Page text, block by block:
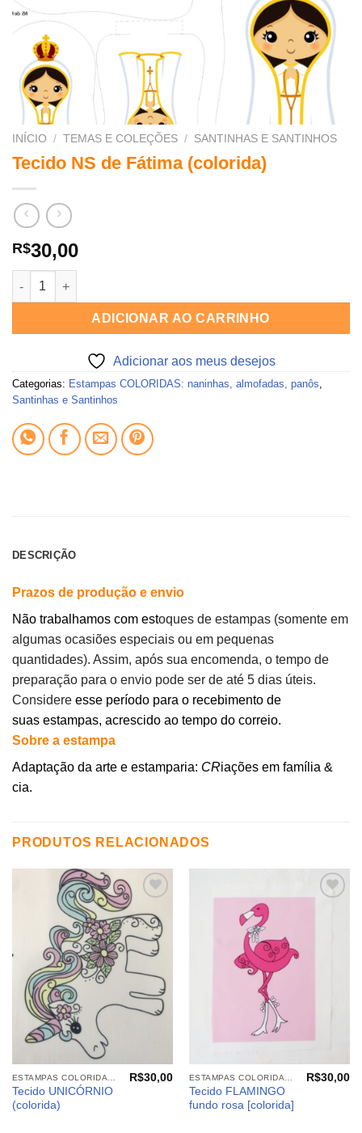
INÍCIO / TEMAS E COLEÇÕES / SANTINHAS E SANTINHOS
Tecido NS de Fátima (colorida)
R$30,00
Tecido NS de Fátima (colorida) quantidade
ADICIONAR AO CARRINHO
Adicionar aos meus desejos
Categorias: Estampas COLORIDAS: naninhas, almofadas, panôs,
Santinhas e Santinhos
DESCRIÇÃO
Prazos de produção e envio
Não trabalhamos com estoques de estampas (somente em
algumas ocasiões especiais ou em pequenas
quantidades). Assim, após sua encomenda, o tempo de
preparação para o envio pode ser de até 5 dias úteis.
Considere esse período para o recebimento de
suas estampas, acrescido ao tempo do correio.
Sobre a estampa
Adaptação da arte e estamparia: CRiações em família &
cia.
PRODUTOS RELACIONADOS
Adicionar
aos
meus
desejos
Tecido UNICÓRNIO
(colorida)
R$30,00
Tecido FLAMINGO
fundo rosa [colorida]
R$30,00